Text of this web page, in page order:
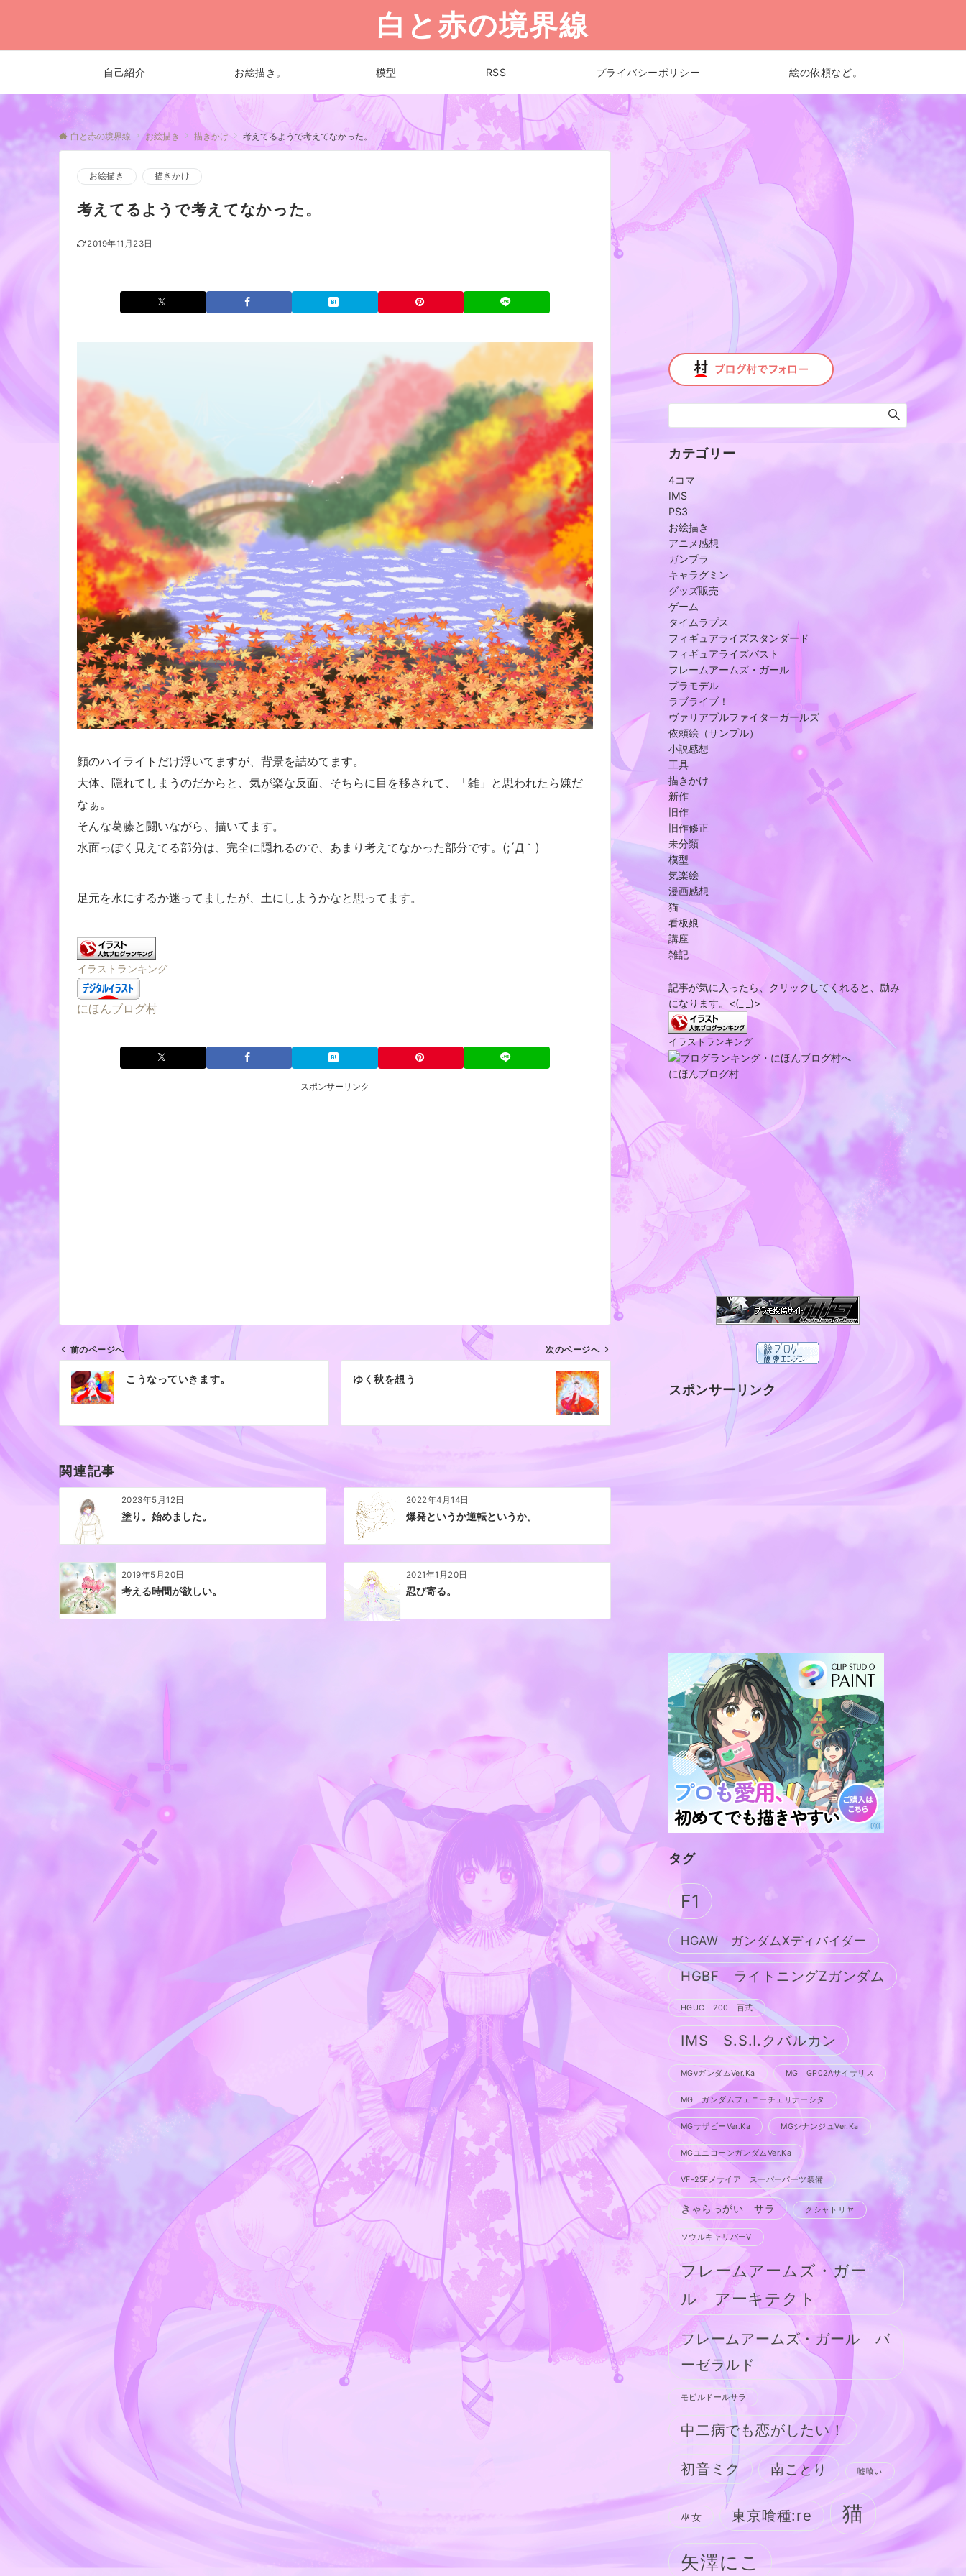
白と赤の境界線
自己紹介 お絵描き。 模型 RSS プライバシーポリシー 絵の依頼など。
白と赤の境界線 お絵描き 描きかけ 考えてるようで考えてなかった。
お絵描き 描きかけ
考えてるようで考えてなかった。
2019年11月23日
顔のハイライトだけ浮いてますが、背景を詰めてます。
大体、隠れてしまうのだからと、気が楽な反面、そちらに目を移されて、「雑」と思われたら嫌だ
なぁ。
そんな葛藤と闘いながら、描いてます。
水面っぽく見えてる部分は、完全に隠れるので、あまり考えてなかった部分です。(;´Д｀)
足元を水にするか迷ってましたが、土にしようかなと思ってます。
イラストランキング
にほんブログ村
スポンサーリンク
ビ
シ
前のページへ
こうなっていきます。
次のページへ
ゆく秋を想う
関連記事
2023年5月12日
塗り。始めました。
2022年4月14日
爆発というか逆転というか。
2019年5月20日
考える時間が欲しい。
2021年1月20日
忍び寄る。
カテゴリー
4コマ
IMS
PS3
お絵描き
アニメ感想
ガンプラ
キャラグミン
グッズ販売
ゲーム
タイムラプス
フィギュアライズスタンダード
フィギュアライズバスト
フレームアームズ・ガール
プラモデル
ラブライブ！
ヴァリアブルファイターガールズ
依頼絵（サンプル）
小説感想
工具
描きかけ
新作
旧作
旧作修正
未分類
模型
気楽絵
漫画感想
猫
看板娘
講座
雑記
記事が気に入ったら、クリックしてくれると、励み
になります。<(_ _)>
イラストランキング
にほんブログ村
スポンサーリンク
タグ
F1
HGAW ガンダムXディバイダー
HGBF ライトニングZガンダム
HGUC 200 百式
IMS S.S.I.クバルカン
MGνガンダムVer.Ka MG GP02Aサイサリス
MG ガンダムフェニーチェリナーシタ
MGサザビーVer.Ka MGシナンジュVer.Ka
MGユニコーンガンダムVer.Ka
VF-25Fメサイア スーパーパーツ装備
きゃらっがい サラ クシャトリヤ
ソウルキャリバーV
フレームアームズ・ガー
ル アーキテクト
フレームアームズ・ガール バ
ーゼラルド
モビルドールサラ
中二病でも恋がしたい！
初音ミク 南ことり 嘘喰い
巫女 東京喰種:re 猫
矢澤にこ